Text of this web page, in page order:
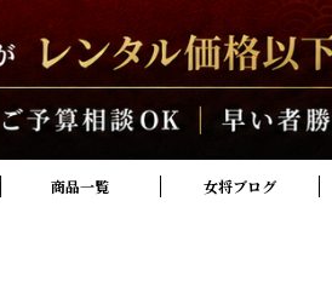
商品一覧 女将ブログ